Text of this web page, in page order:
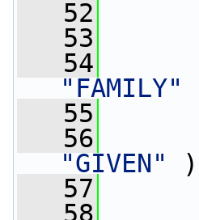
   52
   53
   54
"FAMILY"
   55
   56
"GIVEN"
   57
   58